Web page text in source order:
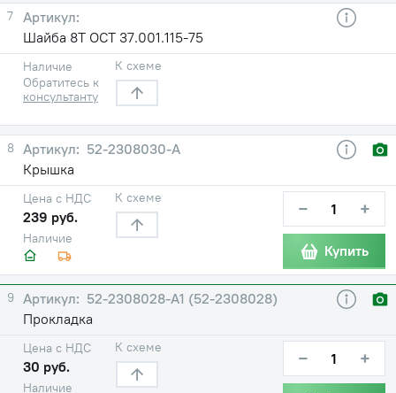
7
Шайба 8Т ОСТ 37.001.115-75
Наличие
Обратитесь к
консультанту
К схеме
8
52-2308030-А
Крышка
Наличие
Цена с НДС
239 руб.
К схеме − +
Купить
9
52-2308028-А1 (52-2308028)
Прокладка
Наличие
Цена с НДС
30 руб.
К схеме − +